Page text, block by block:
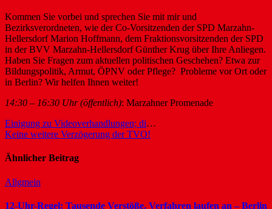
Kommen Sie vorbei und sprechen Sie mit mir und
Bezirksverordneten, wie der Co-Vorsitzenden der SPD Marzahn-
Hellersdorf Marion Hoffmann, dem Fraktionsvorsitzenden der SPD
in der BVV Marzahn-Hellersdorf Günther Krug über Ihre Anliegen.
Haben Sie Fragen zum aktuellen politischen Geschehen? Etwa zur
Bildungspolitik, Armut, ÖPNV oder Pflege? Probleme vor Ort oder
in Berlin? Wir helfen Ihnen weiter!
14:30 – 16:30 Uhr (öffentlich): Marzahner Promenade
Beitragsnavigation
Einigung zu Videoverhandlungen; digitale Dokumentation noch umstritten
Keine weitere Verzögerung der TVO!
Ähnlicher Beitrag
Allgmein
12-Uhr-Regel: Tausende Verstöße, Verfahren laufen an – Berlin